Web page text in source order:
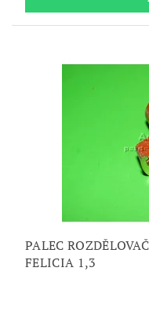
PALEC
FELICIA 1,3